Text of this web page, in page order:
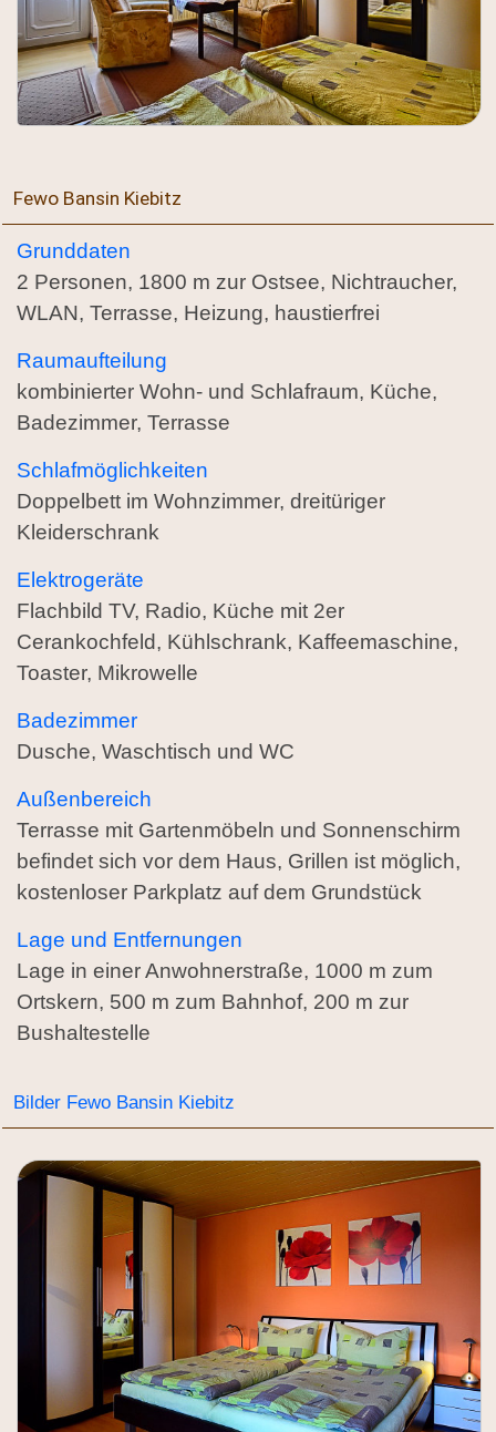
Fewo Bansin Kiebitz
Grunddaten
2 Personen, 1800 m zur Ostsee, Nichtraucher,
WLAN, Terrasse, Heizung, haustierfrei
Raumaufteilung
kombinierter Wohn- und Schlafraum, Küche,
Badezimmer, Terrasse
Schlafmöglichkeiten
Doppelbett im Wohnzimmer, dreitüriger
Kleiderschrank
Elektrogeräte
Flachbild TV, Radio, Küche mit 2er
Cerankochfeld, Kühlschrank, Kaffeemaschine,
Toaster, Mikrowelle
Badezimmer
Dusche, Waschtisch und WC
Außenbereich
Terrasse mit Gartenmöbeln und Sonnenschirm
befindet sich vor dem Haus, Grillen ist möglich,
kostenloser Parkplatz auf dem Grundstück
Lage und Entfernungen
Lage in einer Anwohnerstraße, 1000 m zum
Ortskern, 500 m zum Bahnhof, 200 m zur
Bushaltestelle
Bilder Fewo Bansin Kiebitz